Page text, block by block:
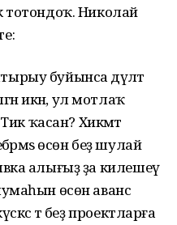
тотондоҡ. Николай
буйынса дәүләт
икән, ул мотлаҡ
ҡасан? Хикмәт
өсөн беҙ шулай
алығыҙ ҙа килешеү
өсөн аванс
тә беҙ проектларға